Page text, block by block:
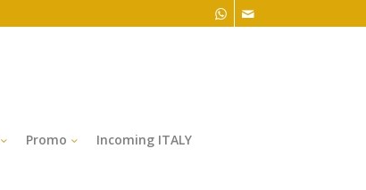
Promo Incoming ITALY